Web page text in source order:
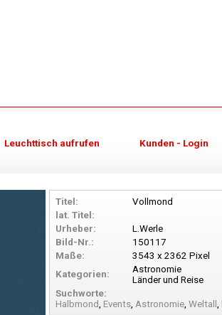
Leuchttisch aufrufen Kunden - Login
Titel:
Vollmond
lat. Titel:
Urheber:
L.Werle
Bild-Nr.:
150117
Maße:
3543 x 2362 Pixel
Kategorien:
Astronomie
Länder und Reise
Suchworte:
Halbmond, Events, Astronomie, Weltall ,